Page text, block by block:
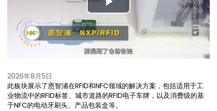
Play
Video
2026年8月5日
此板块展示了恩智浦在RFID和NFC领域的解决方案，包括适用于工
业物流中的RFID标签、城市道路的RFID电子车牌，以及消费级的基
于NFC的电动牙刷头、产品包装盒等。